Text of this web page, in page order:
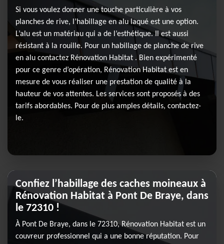
Si vous voulez donner une touche particulière à vos
planches de rive, l’habillage en alu laqué est une option.
L’alu est un matériau qui a de l’esthétique. Il est aussi
résistant à la rouille. Pour un habillage de planche de rive
en alu contactez Rénovation Habitat . Bien expérimenté
pour ce genre d’opération, Rénovation Habitat est en
mesure de vous réaliser une prestation de qualité à la
hauteur de vos attentes. Les services sont proposés à des
tarifs abordables. Pour de plus amples détails, contactez-
le.
Confiez l’habillage des caches moineaux à
Rénovation Habitat à Pont De Braye, dans
le 72310 !
À Pont De Braye, dans le 72310, Rénovation Habitat est un
couvreur professionnel qui a une bonne réputation. Pour